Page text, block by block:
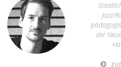
Jazz/
der